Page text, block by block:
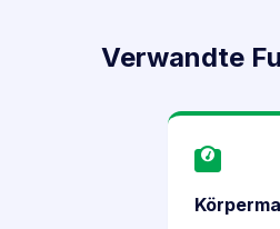
Verwandte